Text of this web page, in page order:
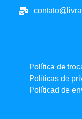
Política de
Políticas de
Políticad de